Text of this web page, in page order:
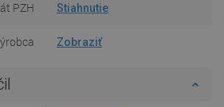
PZH Stiahnutie
Zobraziť